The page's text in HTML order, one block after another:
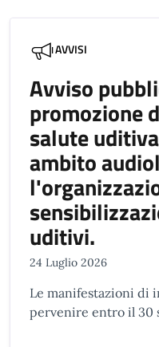
AVVISI
Avviso
promozione
salute
ambito
uditivi.
24 Luglio 2026
Le manifestazioni di
pervenire entro il 30